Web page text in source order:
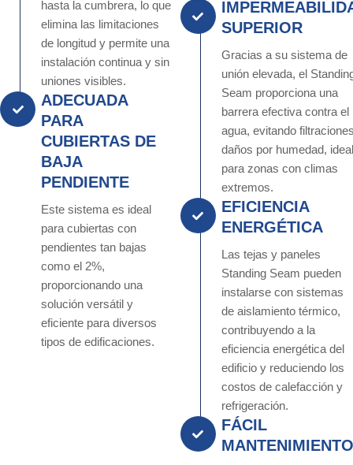
hasta la cumbrera, lo que
elimina las limitaciones
de longitud y permite una
instalación continua y sin
uniones visibles.
ADECUADA
PARA
CUBIERTAS DE
BAJA
PENDIENTE
Este sistema es ideal
para cubiertas con
pendientes tan bajas
como el 2%,
proporcionando una
solución versátil y
eficiente para diversos
tipos de edificaciones.
SUPERIOR
Gracias a su sistema de
unión elevada, el
Seam proporciona una
barrera efectiva contra el
agua, evitando
daños por humedad, ideal
para zonas con climas
extremos.
EFICIENCIA
ENERGÉTICA
Las tejas y paneles
Standing Seam pueden
instalarse con sistemas
de aislamiento térmico,
contribuyendo a la
eficiencia energética del
edificio y reduciendo los
costos de calefacción y
refrigeración.
FÁCIL
MANTENIMIENTO